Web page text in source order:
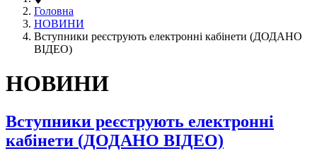
Головна
НОВИНИ
Вступники реєструють електронні кабінети (ДОДАНО
ВІДЕО)
НОВИНИ
Вступники реєструють електронні
кабінети (ДОДАНО ВІДЕО)